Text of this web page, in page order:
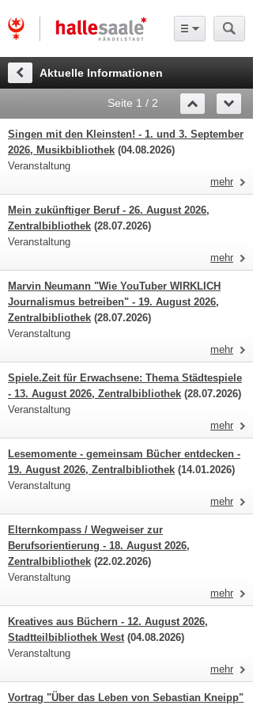
Aktuelle Informationen
Seite 1 / 2
Singen mit den Kleinsten! - 1. und 3. September
2026, Musikbibliothek (04.08.2026)
Veranstaltung
mehr
Mein zukünftiger Beruf - 26. August 2026,
Zentralbibliothek (28.07.2026)
Veranstaltung
mehr
Marvin Neumann "Wie YouTuber WIRKLICH
Journalismus betreiben" - 19. August 2026,
Zentralbibliothek (28.07.2026)
Veranstaltung
mehr
Spiele.Zeit für Erwachsene: Thema Städtespiele
- 13. August 2026, Zentralbibliothek (28.07.2026)
Veranstaltung
mehr
Lesemomente - gemeinsam Bücher entdecken -
19. August 2026, Zentralbibliothek (14.01.2026)
Veranstaltung
mehr
Elternkompass / Wegweiser zur
Berufsorientierung - 18. August 2026,
Zentralbibliothek (22.02.2026)
Veranstaltung
mehr
Kreatives aus Büchern - 12. August 2026,
Stadtteilbibliothek West(04.08.2026)
Veranstaltung
mehr
Vortrag "Über das Leben von Sebastian Kneipp"